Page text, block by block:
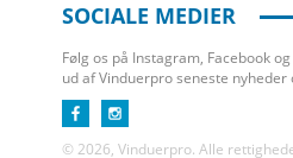
SOCIALE MEDIER
Følg os på Instagram, Facebook
ud af Vinduerpro seneste nyheder
© 2026, Vinduerpro. Alle